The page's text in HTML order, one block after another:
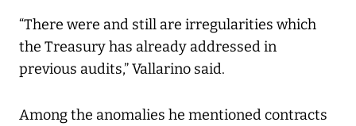
“There were and still are irregularities which
the Treasury has already addressed in
previous audits,” Vallarino said.
Among the anomalies he mentioned contracts